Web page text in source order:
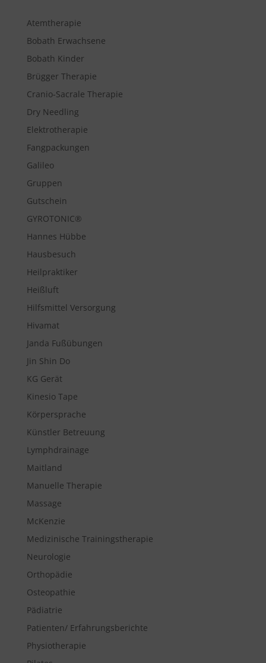
Atemtherapie
Bobath Erwachsene
Bobath Kinder
Brügger Therapie
Cranio-Sacrale Therapie
Dry Needling
Elektrotherapie
Fangpackungen
Galileo
Gruppen
Gutschein
GYROTONIC®
Hannes Hübbe
Hausbesuch
Heilpraktiker
Heißluft
Hilfsmittel Versorgung
Hivamat
Janda Fußübungen
Jin Shin Do
KG Gerät
Kinesio Tape
Körpersprache
Künstler Betreuung
Lymphdrainage
Maitland
Manuelle Therapie
Massage
McKenzie
Medizinische Trainingstherapie
Neurologie
Orthopädie
Osteopathie
Pädiatrie
Patienten/ Erfahrungsberichte
Physiotherapie